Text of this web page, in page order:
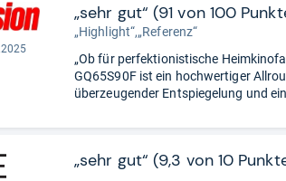
„sehr gut“ (91 von 100
„Highlight“,„Referenz“
„Ob für perfektionistische
GQ65S90F ist ein hochwertiger
überzeugender Entspiegelung und
„sehr gut“ (9,3 von 10